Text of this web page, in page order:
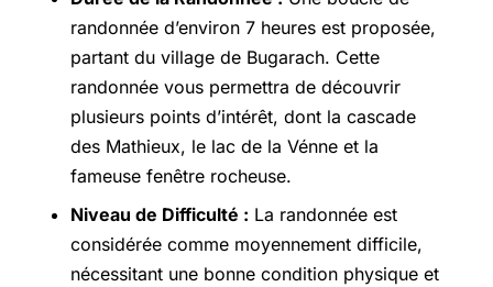
randonnée d’environ 7 heures est proposée,
partant du village de Bugarach. Cette
randonnée vous permettra de découvrir
plusieurs points d’intérêt, dont la cascade
des Mathieux, le lac de la Vénne et la
fameuse fenêtre rocheuse.
Niveau de Difficulté : La randonnée est
considérée comme moyennement difficile,
nécessitant une bonne condition physique et